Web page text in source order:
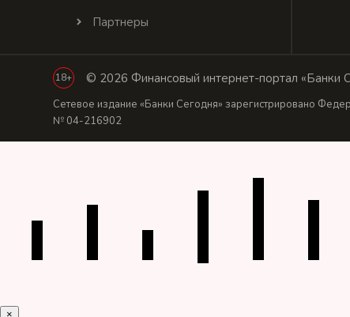
Партнеры
18+ © 2026 Финансовый интернет-портал «Банки
Сетевое издание «Банки Сегодня» зарегистрировано
№ 04-216902
×